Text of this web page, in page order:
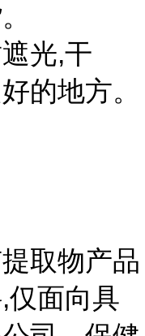
光,干
的地方。
取物产品
,仅面向具